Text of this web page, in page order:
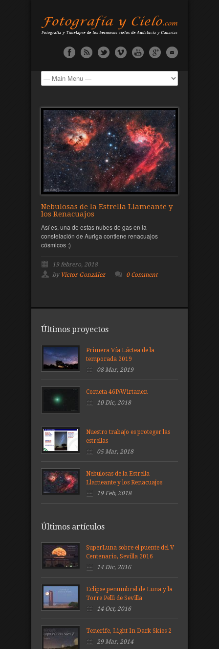
Nebulosas de la Estrella Llameante y
los Renacuajos
Así es, una de estas nubes de gas en la
constelación de Auriga contiene renacuajos
cósmicos :)
19 febrero, 2018
by Víctor González 0 Comment
Últimos proyectos
Primera Vía Láctea de la
temporada 2019
08 Mar, 2019
Cometa 46P/Wirtanen
10 Dic, 2018
Nuestro trabajo es proteger las
estrellas
05 Mar, 2018
Nebulosas de la Estrella
Llameante y los Renacuajos
19 Feb, 2018
Últimos artículos
SuperLuna sobre el puente del V
Centenario, Sevilla 2016
14 Dic, 2016
Eclipse penumbral de Luna y la
Torre Pelli de Sevilla
14 Oct, 2016
Tenerife, Light In Dark Skies 2
29 Mar, 2014